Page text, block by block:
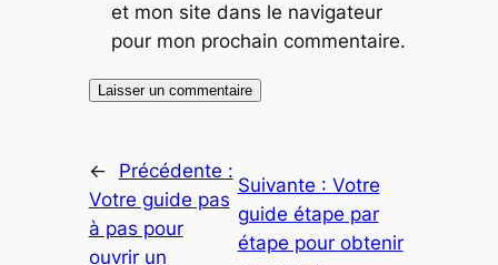
et mon site dans le navigateur
pour mon prochain commentaire.
←
Précédente :
Votre guide pas
à pas pour
ouvrir un
Suivante : Votre
guide étape par
étape pour obtenir